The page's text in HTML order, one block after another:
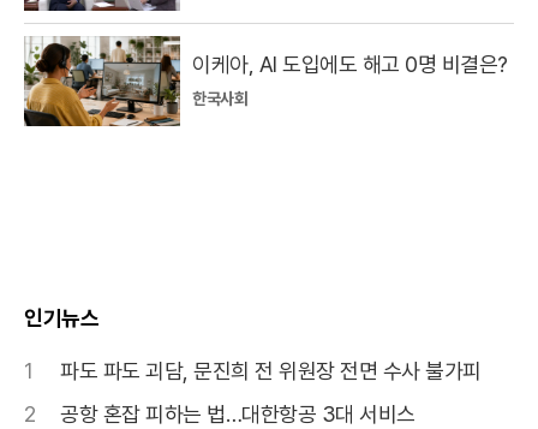
이케아, AI 도입에도 해고 0명 비결은?
한국사회
인기뉴스
1
파도 파도 괴담, 문진희 전 위원장 전면 수사 불가피
2
공항 혼잡 피하는 법…대한항공 3대 서비스